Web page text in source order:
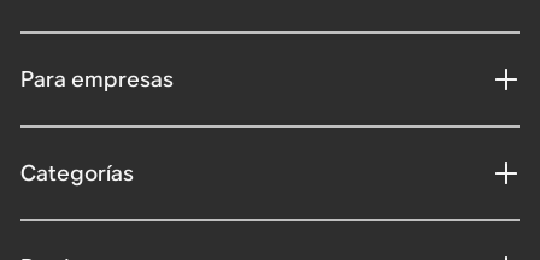
Para empresas
Categorías